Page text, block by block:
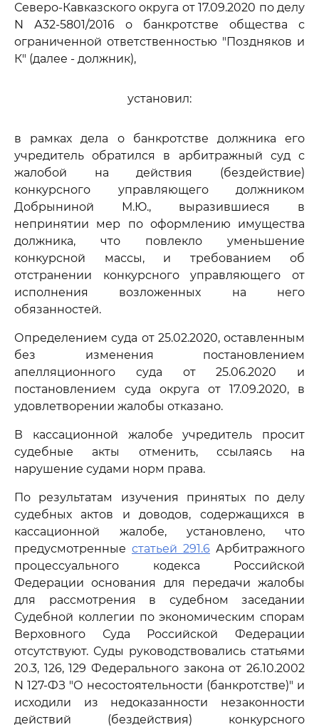
Северо-Кавказского округа от 17.09.2020 по делу
N А32-5801/2016 о банкротстве общества с
ограниченной ответственностью "Поздняков и
К" (далее - должник),
установил:
в рамках дела о банкротстве должника его
учредитель обратился в арбитражный суд с
жалобой на действия (бездействие)
конкурсного управляющего должником
Добрыниной М.Ю., выразившиеся в
непринятии мер по оформлению имущества
должника, что повлекло уменьшение
конкурсной массы, и требованием об
отстранении конкурсного управляющего от
исполнения возложенных на него
обязанностей.
Определением суда от 25.02.2020, оставленным
без изменения постановлением
апелляционного суда от 25.06.2020 и
постановлением суда округа от 17.09.2020, в
удовлетворении жалобы отказано.
В кассационной жалобе учредитель просит
судебные акты отменить, ссылаясь на
нарушение судами норм права.
По результатам изучения принятых по делу
судебных актов и доводов, содержащихся в
кассационной жалобе, установлено, что
предусмотренные статьей 291.6 Арбитражного
процессуального кодекса Российской
Федерации основания для передачи жалобы
для рассмотрения в судебном заседании
Судебной коллегии по экономическим спорам
Верховного Суда Российской Федерации
отсутствуют. Суды руководствовались статьями
20.3, 126, 129 Федерального закона от 26.10.2002
N 127-ФЗ "О несостоятельности (банкротстве)" и
исходили из недоказанности незаконности
действий (бездействия) конкурсного